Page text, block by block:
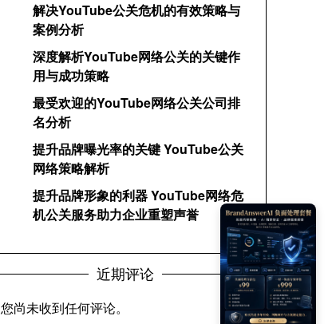
解决YouTube公关危机的有效策略与
案例分析
深度解析YouTube网络公关的关键作
用与成功策略
最受欢迎的YouTube网络公关公司排
名分析
提升品牌曝光率的关键 YouTube公关
网络策略解析
提升品牌形象的利器 YouTube网络危
机公关服务助力企业重塑声誉
近期评论
您尚未收到任何评论。